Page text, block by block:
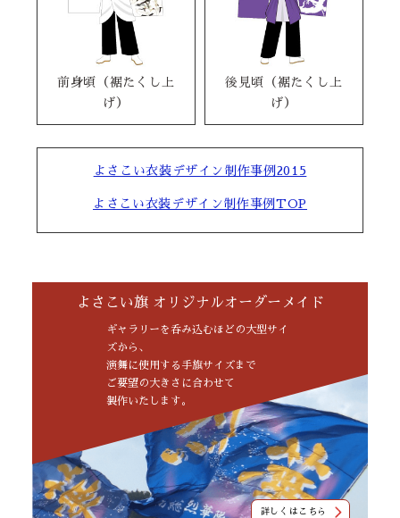
前身頃（裾たくし上
げ）
後見頃（裾たくし上
げ）
よさこい衣装デザイン制作事例2015
よさこい衣装デザイン制作事例TOP
よさこい旗 オリジナルオーダーメイド
ギャラリーを呑み込むほどの大型サイ
ズから、
演舞に使用する手旗サイズまで
ご要望の大きさに合わせて
製作いたします。
詳しくはこちら